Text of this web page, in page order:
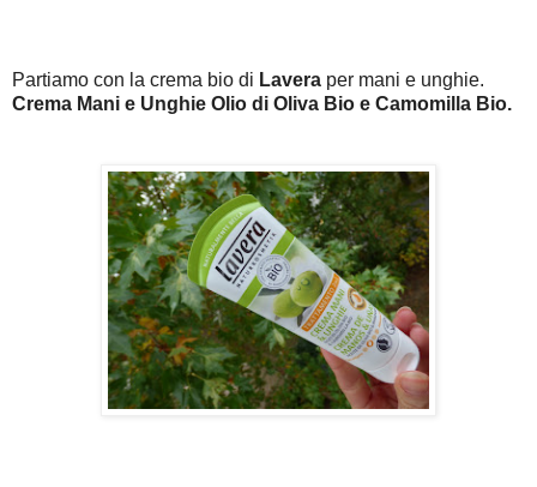
Partiamo con la crema bio di Lavera per mani e unghie.
Crema Mani e Unghie Olio di Oliva Bio e Camomilla Bio.